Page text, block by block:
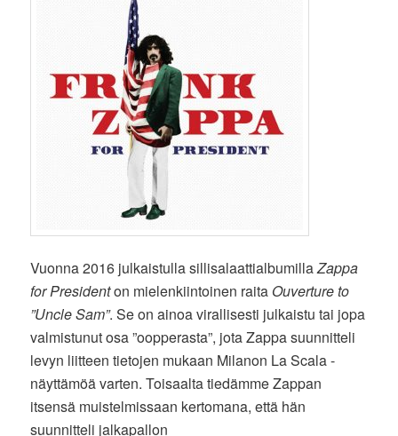
Vuonna 2016 julkaistulla sillisalaattialbumillaZappa
for Presidenton mielenkiintoinen raita Ouverture to
”Uncle Sam”. Se on ainoa virallisesti julkaistu tai jopa
valmistunut osa ”oopperasta”, jota Zappa suunnitteli
levyn liitteen tietojen mukaan Milanon La Scala -
näyttämöä varten. Toisaalta tiedämme Zappan
itsensä muistelmissaan kertomana, että hän
suunnitteli jalkapallon